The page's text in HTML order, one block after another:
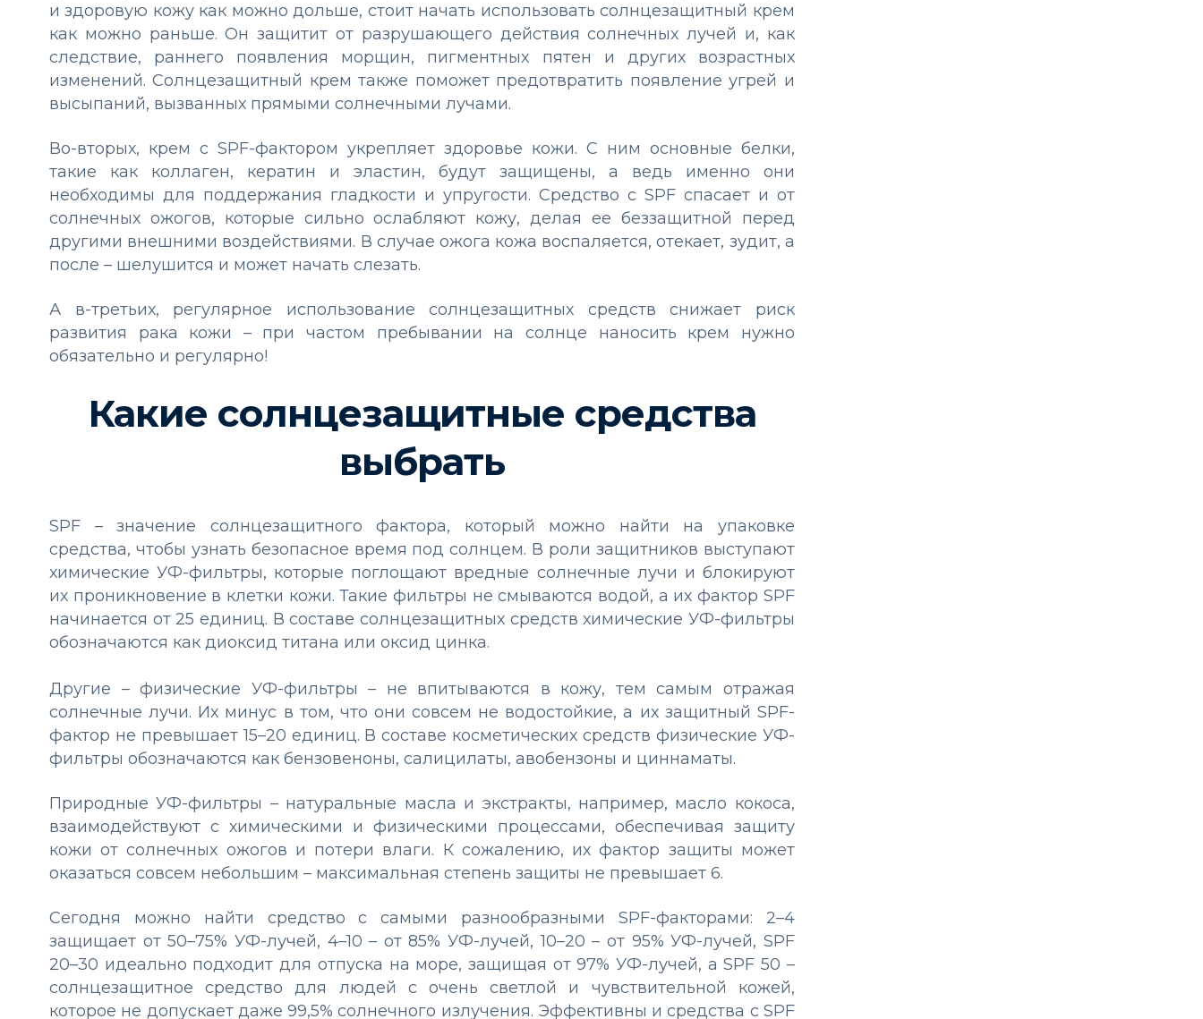
и здоровую кожу как можно дольше, стоит начать использовать солнцезащитный крем
как можно раньше. Он защитит от разрушающего действия солнечных лучей и, как
следствие, раннего появления морщин, пигментных пятен и других возрастных
изменений. Солнцезащитный крем также поможет предотвратить появление угрей и
высыпаний, вызванных прямыми солнечными лучами.
Во-вторых, крем с SPF-фактором укрепляет здоровье кожи. С ним основные белки,
такие как коллаген, кератин и эластин, будут защищены, а ведь именно они
необходимы для поддержания гладкости и упругости. Средство с SPF спасает и от
солнечных ожогов, которые сильно ослабляют кожу, делая ее беззащитной перед
другими внешними воздействиями. В случае ожога кожа воспаляется, отекает, зудит, а
после – шелушится и может начать слезать.
А в-третьих, регулярное использование солнцезащитных средств снижает риск
развития рака кожи – при частом пребывании на солнце наносить крем нужно
обязательно и регулярно!
Какие солнцезащитные средства
выбрать
SPF – значение солнцезащитного фактора, который можно найти на упаковке
средства, чтобы узнать безопасное время под солнцем. В роли защитников выступают
химические УФ-фильтры, которые поглощают вредные солнечные лучи и блокируют
их проникновение в клетки кожи. Такие фильтры не смываются водой, а их фактор SPF
начинается от 25 единиц. В составе солнцезащитных средств химические УФ-фильтры
обозначаются как диоксид титана или оксид цинка.
Другие – физические УФ-фильтры – не впитываются в кожу, тем самым отражая
солнечные лучи. Их минус в том, что они совсем не водостойкие, а их защитный SPF-
фактор не превышает 15–20 единиц. В составе косметических средств физические УФ-
фильтры обозначаются как бензовеноны, салицилаты, авобензоны и циннаматы.
Природные УФ-фильтры – натуральные масла и экстракты, например, масло кокоса,
взаимодействуют с химическими и физическими процессами, обеспечивая защиту
кожи от солнечных ожогов и потери влаги. К сожалению, их фактор защиты может
оказаться совсем небольшим – максимальная степень защиты не превышает 6.
Сегодня можно найти средство с самыми разнообразными SPF-факторами: 2–4
защищает от 50–75% УФ-лучей, 4–10 – от 85% УФ-лучей, 10–20 – от 95% УФ-лучей, SPF
20–30 идеально подходит для отпуска на море, защищая от 97% УФ-лучей, а SPF 50 –
солнцезащитное средство для людей с очень светлой и чувствительной кожей,
которое не допускает даже 99,5% солнечного излучения. Эффективны и средства с SPF